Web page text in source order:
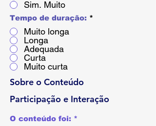
Sim. Muito
Tempo de duração: *
Muito longa
Longa
Adequada
Curta
Muito curta
Sobre o Conteúdo
Participação e Interação
O conteúdo foi: *